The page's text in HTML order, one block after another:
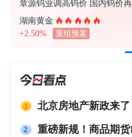
湖南黄金
+2.50%
重组预案